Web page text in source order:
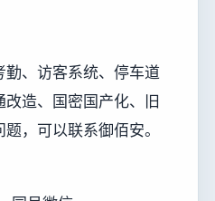
、访客系统、停车道
造、国密国产化、旧
，可以联系御佰安。